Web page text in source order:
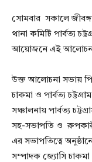
‎সোমবার সকালে
থানা কমিটি পার্বত্য
আয়োজনে এই আলোচনা
‎উক্ত আলোচনা সভায়
চাকমা ও পার্বত্য
সঞ্চালনায় পার্বত্য
সহ-সভাপতি ও রুপকারী
এর সভাপতিত্বে
সম্পাদক জ্যোসি চাকমা।